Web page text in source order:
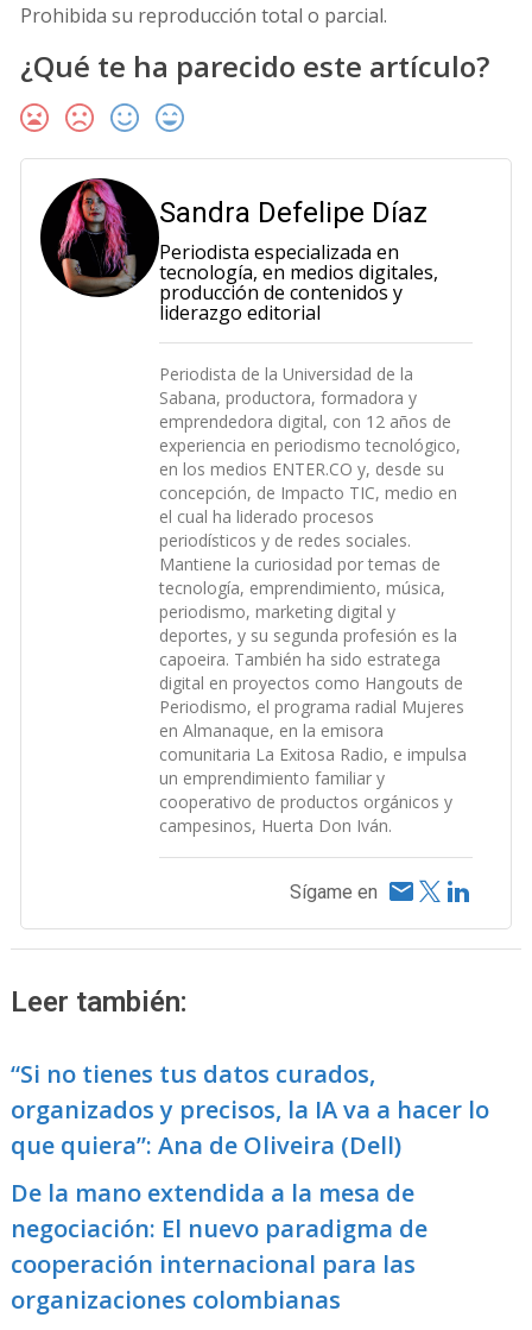
Prohibida su reproducción total o parcial.
¿Qué te ha parecido este artículo?
Sandra Defelipe Díaz
Periodista especializada en
tecnología, en medios digitales,
producción de contenidos y
liderazgo editorial
Periodista de la Universidad de la
Sabana, productora, formadora y
emprendedora digital, con 12 años de
experiencia en periodismo tecnológico,
en los medios ENTER.CO y, desde su
concepción, de Impacto TIC, medio en
el cual ha liderado procesos
periodísticos y de redes sociales.
Mantiene la curiosidad por temas de
tecnología, emprendimiento, música,
periodismo, marketing digital y
deportes, y su segunda profesión es la
capoeira. También ha sido estratega
digital en proyectos como Hangouts de
Periodismo, el programa radial Mujeres
en Almanaque, en la emisora
comunitaria La Exitosa Radio, e impulsa
un emprendimiento familiar y
cooperativo de productos orgánicos y
campesinos, Huerta Don Iván.
Sígame en
Leer también:
“Si no tienes tus datos curados,
organizados y precisos, la IA va a hacer lo
que quiera”: Ana de Oliveira (Dell)
De la mano extendida a la mesa de
negociación: El nuevo paradigma de
cooperación internacional para las
organizaciones colombianas